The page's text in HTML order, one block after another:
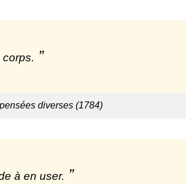
diverses (1784)
à en user.